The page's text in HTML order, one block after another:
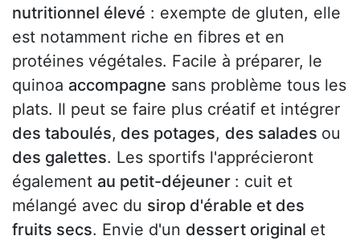
nutritionnel élevé : exempte de gluten, elle
est notamment riche en fibres et en
protéines végétales. Facile à préparer, le
quinoa accompagne sans problème tous les
plats. Il peut se faire plus créatif et intégrer
des taboulés, des potages, des salades ou
des galettes. Les sportifs l'apprécieront
également au petit-déjeuner : cuit et
mélangé avec du sirop d'érable et des
fruits secs. Envie d'un dessert original et